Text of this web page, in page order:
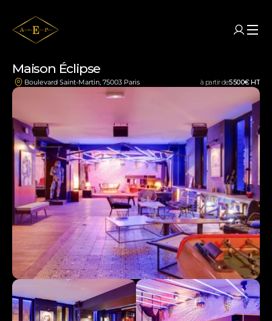
Maison Éclipse
Boulevard Saint-Martin, 75003 Paris à partir de5 500€ HT